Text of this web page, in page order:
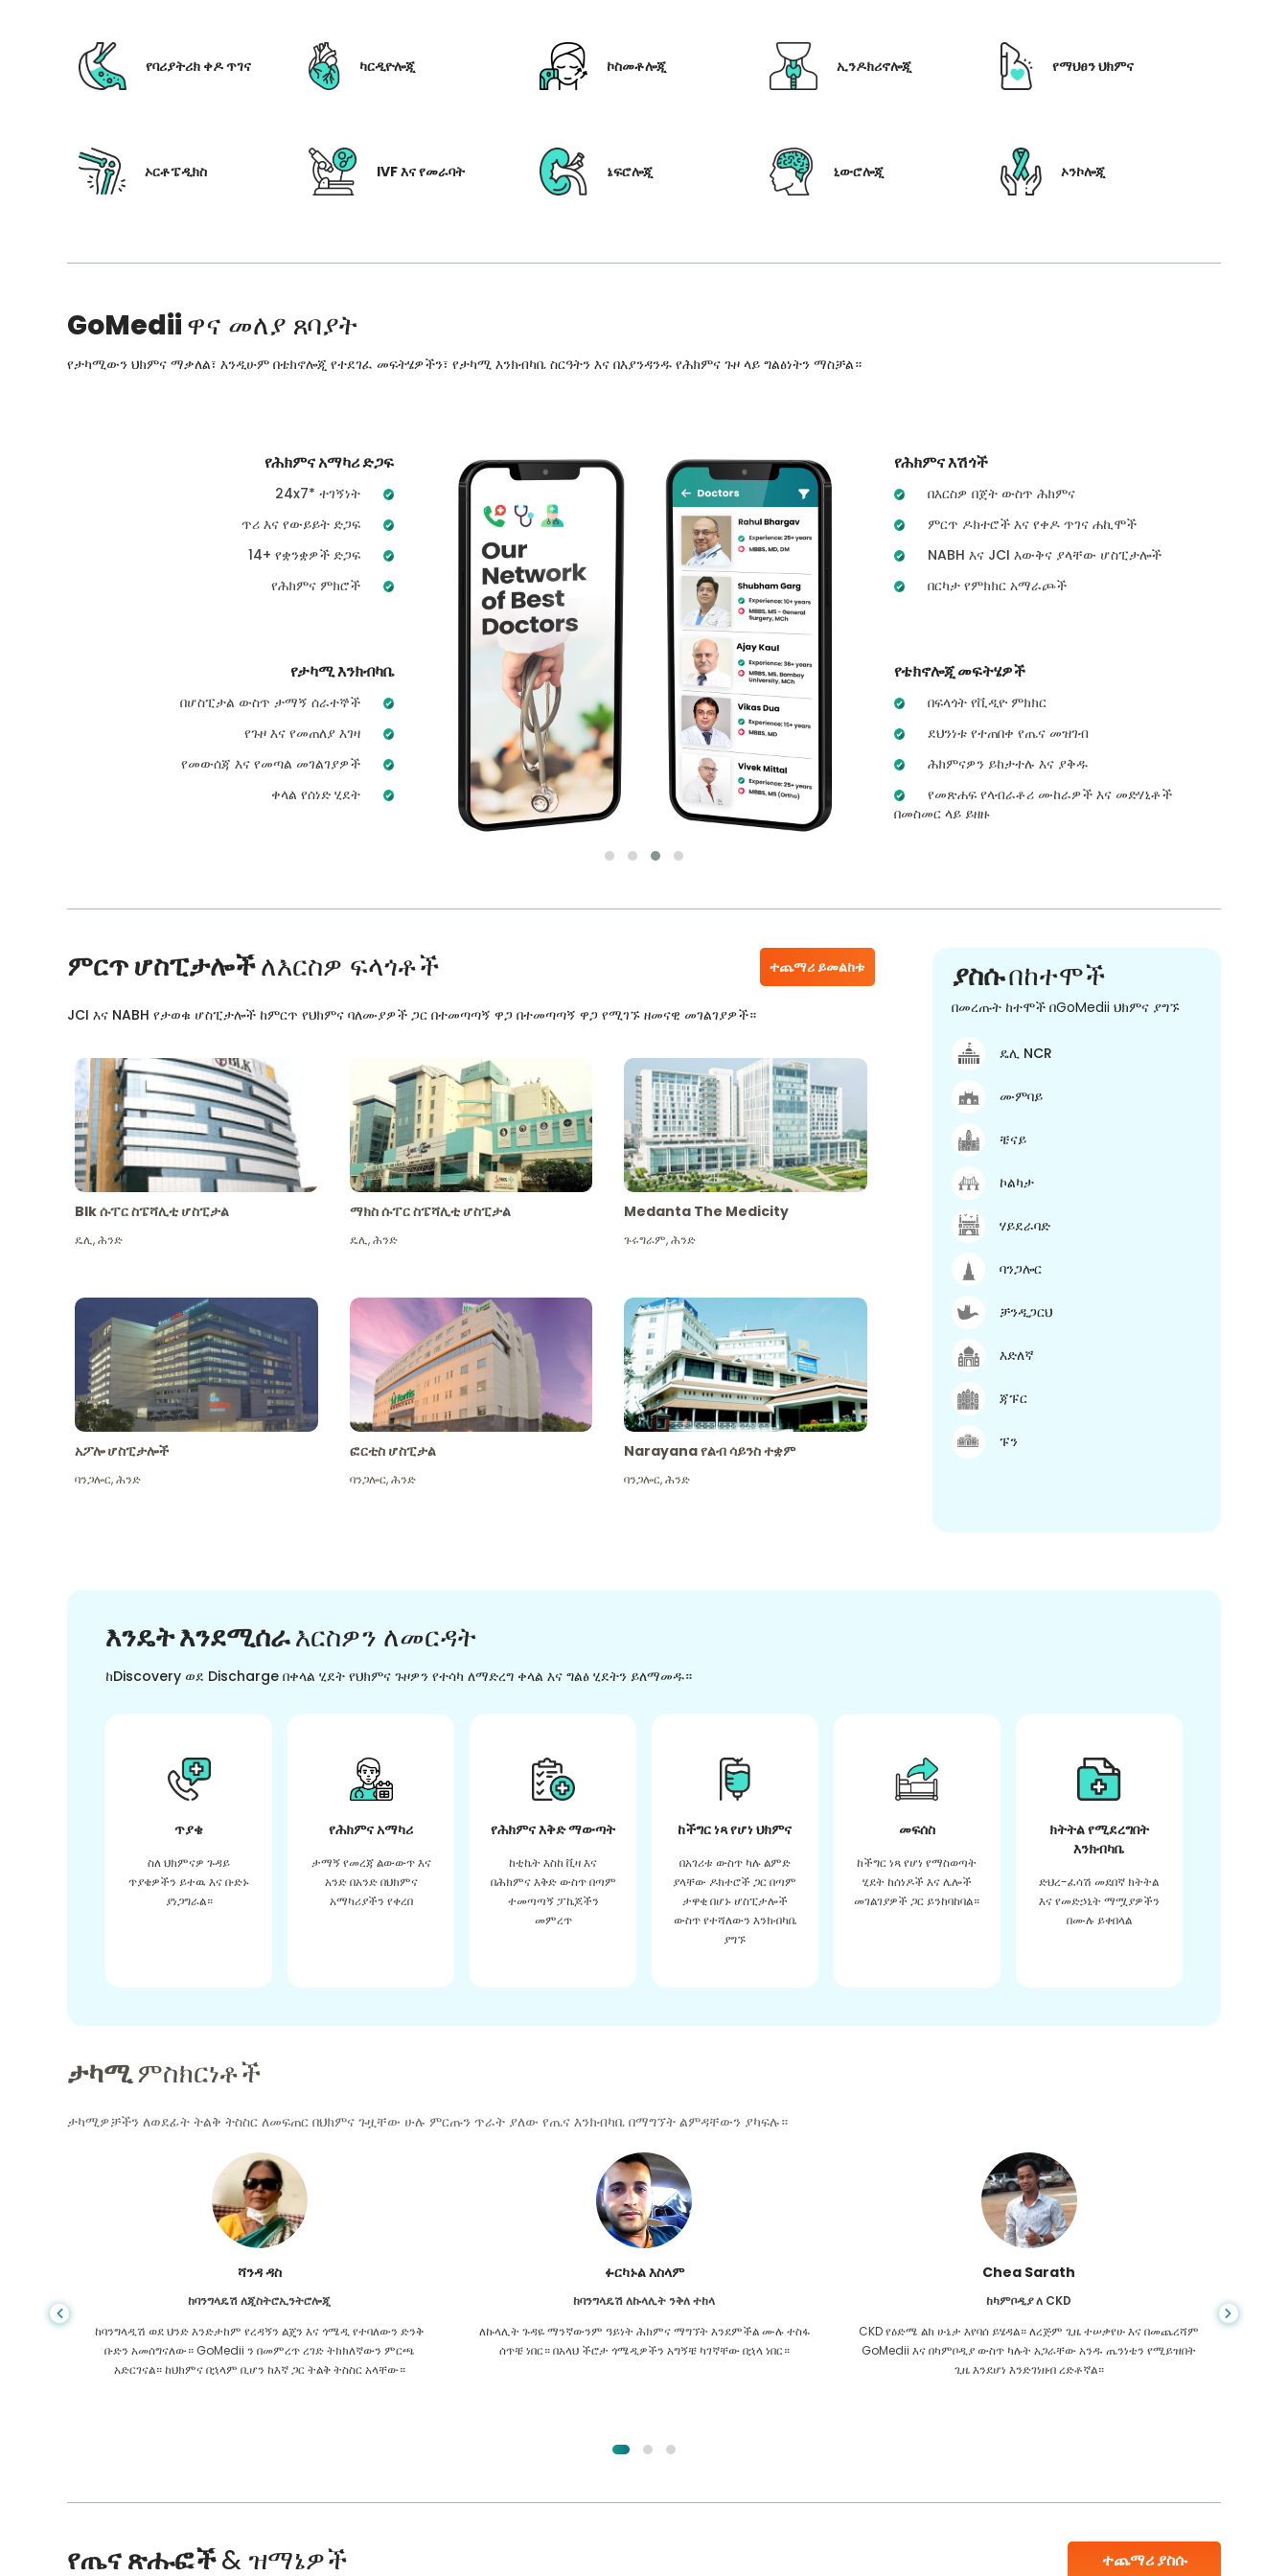
የባሪያትሪክ ቀዶ ጥገና ካርዲዮሎጂ ኮስመቶሎጂ ኢንዶክሪኖሎጂ የማህፀን ህክምና
ኦርቶፔዲክስ IVF እና የመራባት ኔፍሮሎጂ ኒውሮሎጂ ኦንኮሎጂ
GoMediiዋና መለያ ጸባያት
የታካሚውን ህክምና ማቃለል፣ እንዲሁም በቴክኖሎጂ የተደገፈ መፍትሄዎችን፣ የታካሚ እንክብካቤ ስርዓትን እና በእያንዳንዱ የሕክምና ጉዞ ላይ ግልፅነትን ማስቻል።
የሕክምና አማካሪ ድጋፍ
24x7* ተገኝነት
ጥሪ እና የውይይት ድጋፍ
14+ የቋንቋዎች ድጋፍ
የሕክምና ምክሮች
የታካሚ እንክብካቤ
በሆስፒታል ውስጥ ታማኝ ሰራተኞች
የጉዞ እና የመጠለያ እገዛ
የመውሰጃ እና የመጣል መገልገያዎች
ቀላል የሰነድ ሂደት
የሕክምና እሽጎች
በእርስዎ በጀት ውስጥ ሕክምና
ምርጥ ዶክተሮች እና የቀዶ ጥገና ሐኪሞች
NABH እና JCI እውቅና ያላቸው ሆስፒታሎች
በርካታ የምክክር አማራጮች
የቴክኖሎጂ መፍትሄዎች
በፍላጎት የቪዲዮ ምክክር
ደህንነቱ የተጠበቀ የጤና መዝገብ
ሕክምናዎን ይከታተሉ እና ያቅዱ
የመጽሐፍ የላብራቶሪ ሙከራዎች እና መድሃኒቶች
በመስመር ላይ ይዘዙ
ምርጥ ሆስፒታሎችለእርስዎ ፍላጎቶች ተጨማሪ ይመልከቱ
JCI እና NABH የታወቁ ሆስፒታሎች ከምርጥ የህክምና ባለሙያዎች ጋር በተመጣጣኝ ዋጋ በተመጣጣኝ ዋጋ የሚገኙ ዘመናዊ መገልገያዎች።
Blk ሱፐር ስፔሻሊቲ ሆስፒታል
ዴሊ,ሕንድ
ማክስ ሱፐር ስፔሻሊቲ ሆስፒታል
ዴሊ,ሕንድ
Medanta The Medicity
ጉሩግራም,ሕንድ
አፖሎ ሆስፒታሎች
ባንጋሎር,ሕንድ
ፎርቲስ ሆስፒታል
ባንጋሎር,ሕንድ
Narayana የልብ ሳይንስ ተቋም
ባንጋሎር,ሕንድ
ያስሱበከተሞች
በመረጡት ከተሞች በGoMedii ህክምና ያግኙ
ዴሊ NCR
ሙምባይ
ቼናይ
ኮልካታ
ሃይደራባድ
ባንጋሎር
ቻንዲጋርህ
እድለኛ
ጃፑር
ፑን
እንዴት እንደሚሰራእርስዎን ለመርዳት
ከDiscovery ወደ Discharge በቀላል ሂደት የህክምና ጉዞዎን የተሳካ ለማድረግ ቀላል እና ግልፅ ሂደትን ይለማመዱ።
ጥያቄ
ስለ ህክምናዎ ጉዳይ
ጥያቄዎችን ይተዉ እና ቡድኑ
ያነጋግራል።
የሕክምና አማካሪ
ታማኝ የመረጃ ልውውጥ እና
አንድ በአንድ በህክምና
አማካሪያችን የቀረበ
የሕክምና እቅድ ማውጣት
ከቲኬት እስከ ቪዛ እና
በሕክምና እቅድ ውስጥ በጣም
ተመጣጣኝ ፓኬጆችን
መምረጥ
ከችግር ነጻ የሆነ ህክምና
በአገሪቱ ውስጥ ካሉ ልምድ
ያላቸው ዶክተሮች ጋር በጣም
ታዋቂ በሆኑ ሆስፒታሎች
ውስጥ የተሻለውን እንክብካቤ
ያግኙ
መፍሰስ
ከችግር ነጻ የሆነ የማስወጣት
ሂደት ከሰነዶች እና ሌሎች
መገልገያዎች ጋር ይንከባከባል።
ክትትል የሚደረግበት
እንክብካቤ
ድህረ-ፈሳሽ መደበኛ ክትትል
እና የመድኃኒት ማሟያዎችን
በሙሉ ይቀበላል
ታካሚምስክርነቶች
ታካሚዎቻችን ለወደፊት ትልቅ ትስስር ለመፍጠር በህክምና ጉዟቸው ሁሉ ምርጡን ጥራት ያለው የጤና እንክብካቤ በማግኘት ልምዳቸውን ያካፍሉ።
ሻንዳ ዳስ
ከባንግላዴሽ ለጂስትሮኢንትሮሎጂ
ከባንግላዲሽ ወደ ህንድ እንድታከም የረዳኝን ልጄን እና ጎሜዲ የተባለውን ድንቅ
ቡድን አመሰግናለው። GoMedii ን በመምረጥ ረገድ ትክክለኛውን ምርጫ
አድርገናል። ከህክምና በኋላም ቢሆን ከእኛ ጋር ትልቅ ትስስር አላቸው።
ፉርካኑል እስላም
ከባንግላዴሽ ለኩላሊት ንቅለ ተከላ
ለኩላሊት ጉዳዬ ማንኛውንም ዓይነት ሕክምና ማግኘት እንደምችል ሙሉ ተስፋ
ሰጥቼ ነበር። በአላህ ችሮታ ጎሜዲዎችን አግኝቼ ካገኛቸው በኋላ ነበር።
Chea Sarath
ከካምቦዲያ ለ CKD
CKD የዕድሜ ልክ ሁኔታ እየባሰ ይሄዳል። ለረጅም ጊዜ ተሠቃየሁ እና በመጨረሻም
GoMedii እና በካምቦዲያ ውስጥ ካሉት አጋራቸው አንዱ ጤንነቴን የሚይዝበት
ጊዜ እንደሆነ እንድገነዘብ ረድቶኛል።
የጤና ጽሑፎች& ዝማኔዎች ተጨማሪ ያስሱ